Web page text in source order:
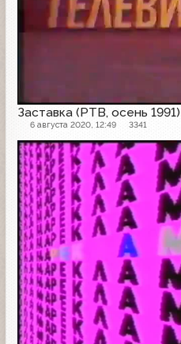
Заставка (РТВ, осень 1991)
6 августа 2020, 12:49 3341
Рекламная заставка